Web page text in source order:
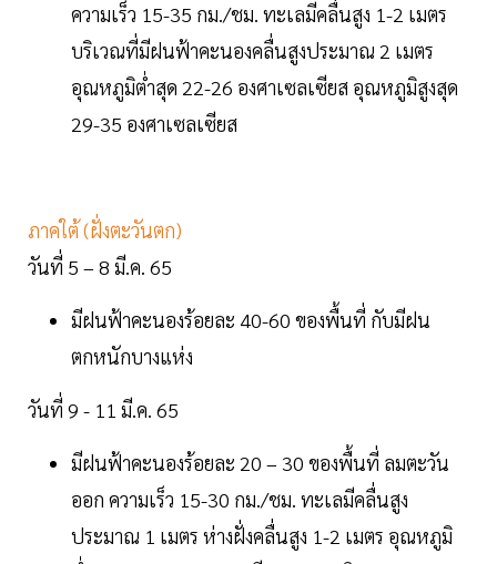
ความเร็ว 15-35 กม./ชม. ทะเลมีคลื่นสูง 1-2 เมตร
บริเวณที่มีฝนฟ้าคะนองคลื่นสูงประมาณ 2 เมตร
อุณหภูมิต่ำสุด 22-26 องศาเซลเซียส อุณหภูมิสูงสุด
29-35 องศาเซลเซียส
ภาคใต้ (ฝั่งตะวันตก)
วันที่ 5 – 8 มี.ค. 65
มีฝนฟ้าคะนองร้อยละ 40-60 ของพื้นที่ กับมีฝน
ตกหนักบางแห่ง
วันที่ 9 - 11 มี.ค. 65
มีฝนฟ้าคะนองร้อยละ 20 – 30 ของพื้นที่ ลมตะวัน
ออก ความเร็ว 15-30 กม./ชม. ทะเลมีคลื่นสูง
ประมาณ 1 เมตร ห่างฝั่งคลื่นสูง 1-2 เมตร อุณหภูมิ